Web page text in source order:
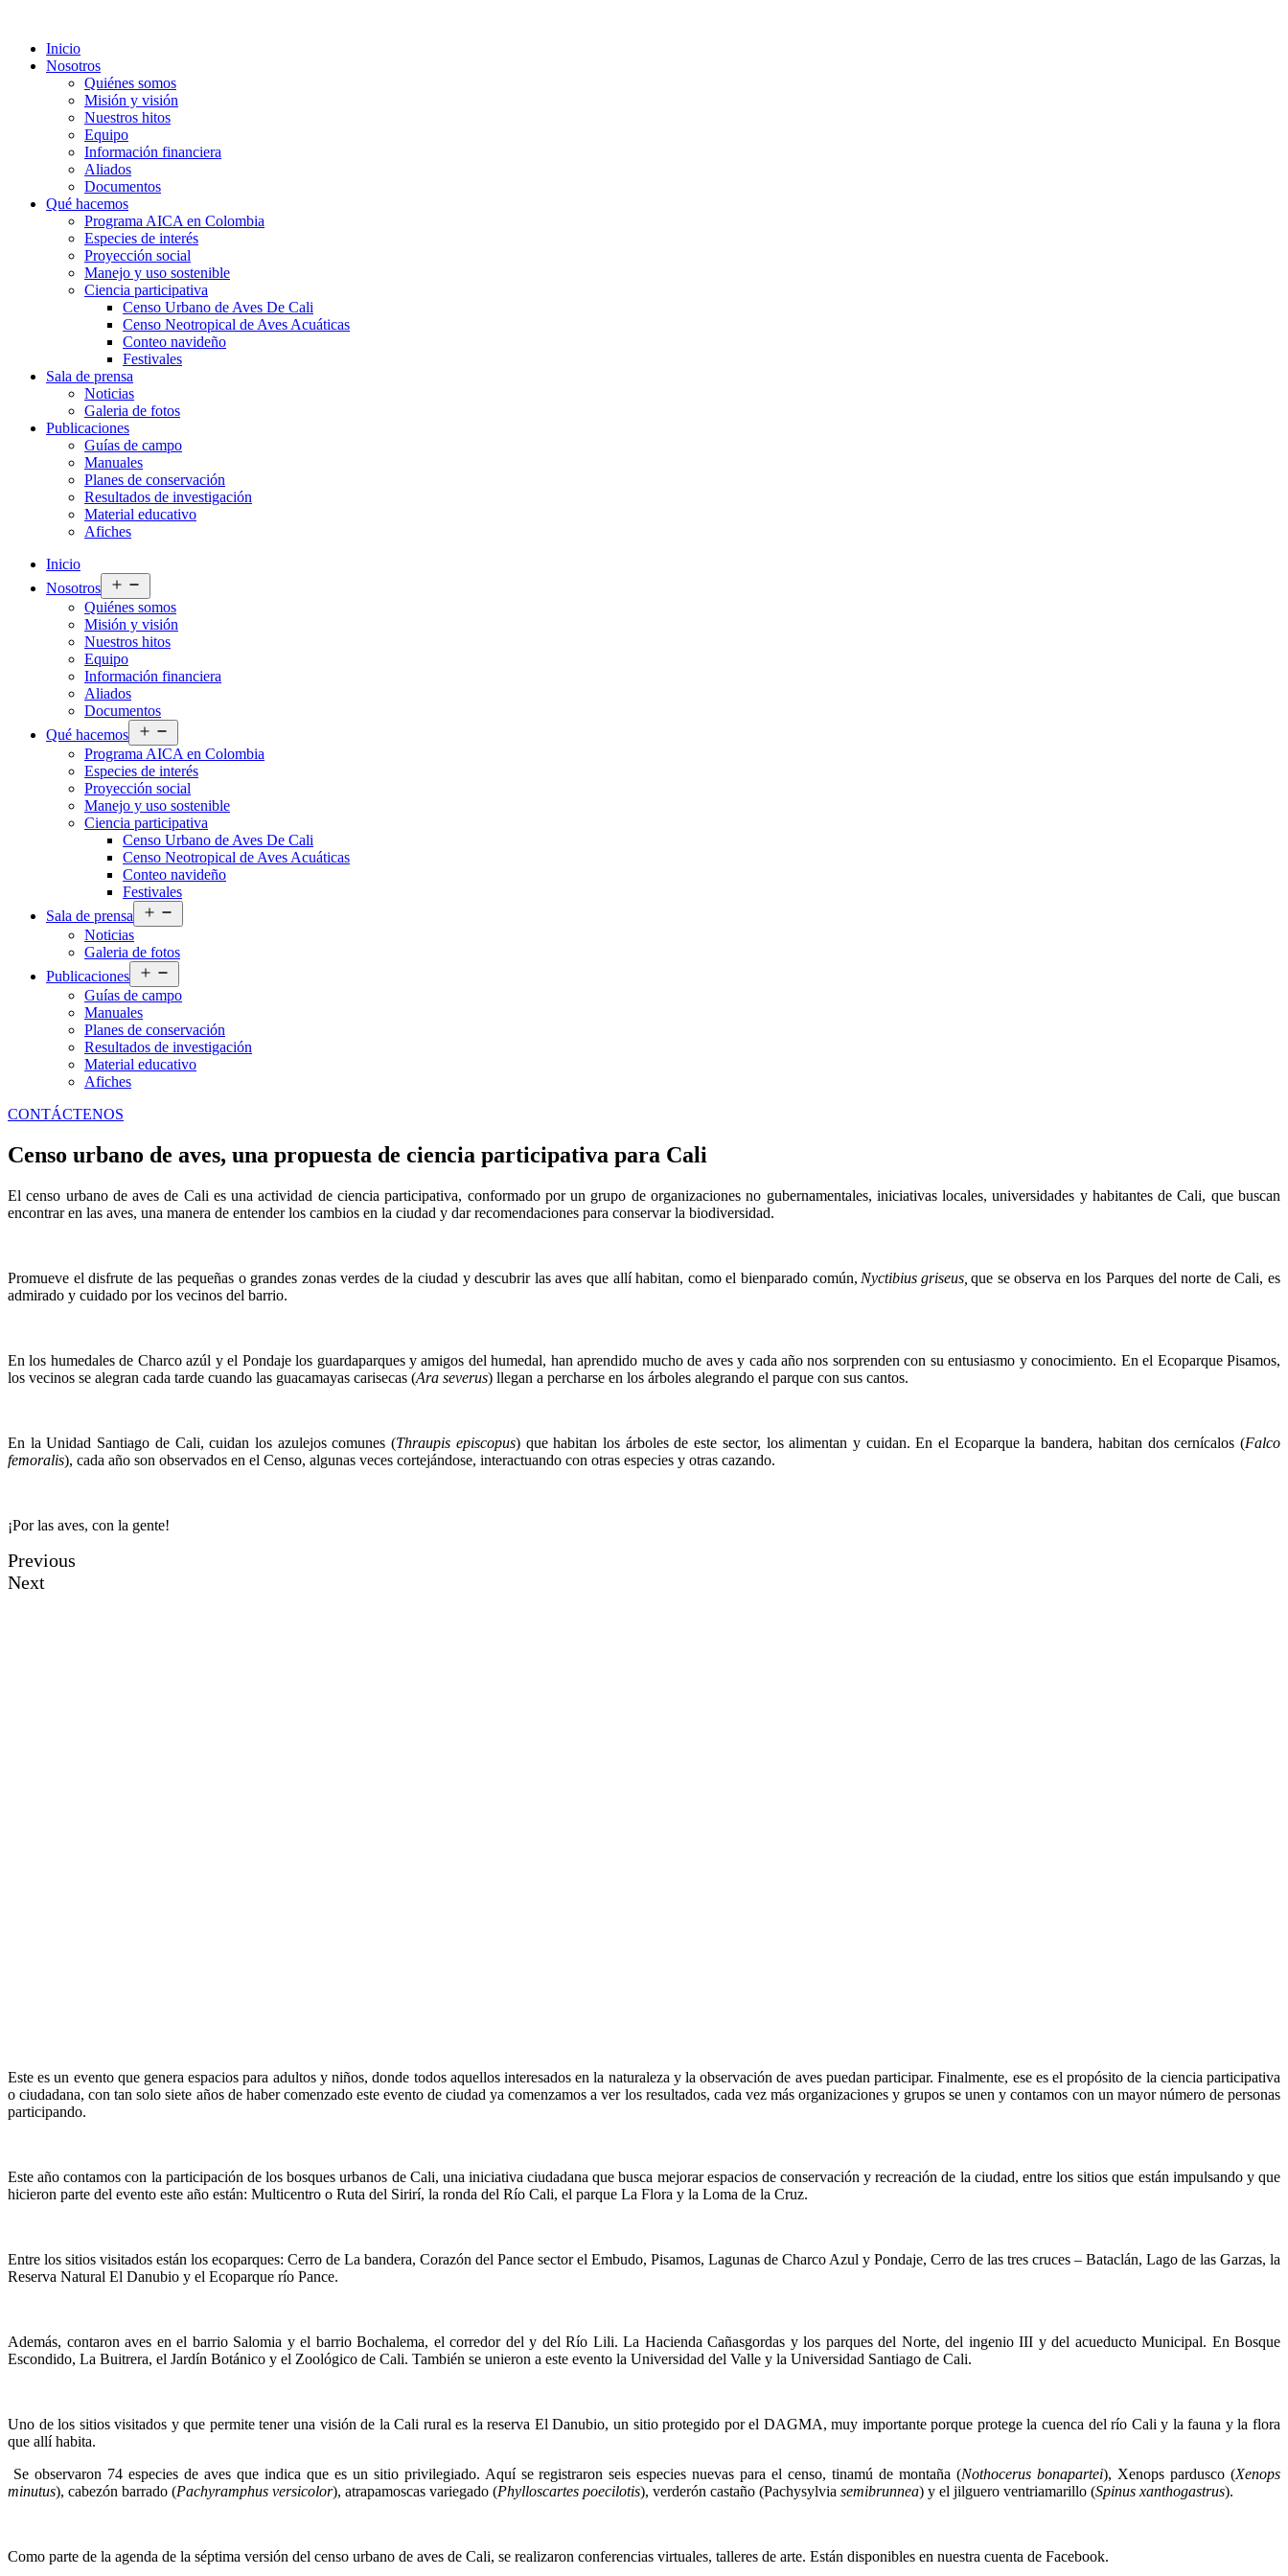
Inicio
Nosotros
Quiénes somos
Misión y visión
Nuestros hitos
Equipo
Información financiera
Aliados
Documentos
Qué hacemos
Programa AICA en Colombia
Especies de interés
Proyección social
Manejo y uso sostenible
Ciencia participativa
Censo Urbano de Aves De Cali
Censo Neotropical de Aves Acuáticas
Conteo navideño
Festivales
Sala de prensa
Noticias
Galeria de fotos
Publicaciones
Guías de campo
Manuales
Planes de conservación
Resultados de investigación
Material educativo
Afiches
Inicio
Nosotros
el
menú
Quiénes somos
Misión y visión
Nuestros hitos
Equipo
Información financiera
Aliados
Documentos
Qué hacemos
el
menú
Programa AICA en Colombia
Especies de interés
Proyección social
Manejo y uso sostenible
Ciencia participativa
Censo Urbano de Aves De Cali
Censo Neotropical de Aves Acuáticas
Conteo navideño
Festivales
Sala de prensa
el
Noticias
Galeria de fotos
Publicaciones
el
menú
Guías de campo
Manuales
Planes de conservación
Resultados de investigación
Material educativo
Afiches
CONTÁCTENOS
Censo urbano de aves, una propuesta de ciencia participativa para Cali
El censo urbano de aves de Cali es una actividad de ciencia participativa, conformado por un grupo de organizaciones no gubernamentales, iniciativas locales, universidades y habitantes de Cali, que buscan
encontrar en las aves, una manera de entender los cambios en la ciudad y dar recomendaciones para conservar la biodiversidad.
Promueve el disfrute de las pequeñas o grandes zonas verdes de la ciudad y descubrir las aves que allí habitan, como el bienparado común, Nyctibius griseus, que se observa en los Parques del norte de Cali, es
admirado y cuidado por los vecinos del barrio.
En los humedales de Charco azúl y el Pondaje los guardaparques y amigos del humedal, han aprendido mucho de aves y cada año nos sorprenden con su entusiasmo y conocimiento. En el Ecoparque Pisamos,
los vecinos se alegran cada tarde cuando las guacamayas carisecas (Ara severus) llegan a percharse en los árboles alegrando el parque con sus cantos.
En la Unidad Santiago de Cali, cuidan los azulejos comunes (Thraupis episcopus) que habitan los árboles de este sector, los alimentan y cuidan. En el Ecoparque la bandera, habitan dos cernícalos (Falco
femoralis), cada año son observados en el Censo, algunas veces cortejándose, interactuando con otras especies y otras cazando.
¡Por las aves, con la gente!
Previous
Next
Este es un evento que genera espacios para adultos y niños, donde todos aquellos interesados en la naturaleza y la observación de aves puedan participar. Finalmente, ese es el propósito de la ciencia participativa
o ciudadana, con tan solo siete años de haber comenzado este evento de ciudad ya comenzamos a ver los resultados, cada vez más organizaciones y grupos se unen y contamos con un mayor número de personas
participando.
Este año contamos con la participación de los bosques urbanos de Cali, una iniciativa ciudadana que busca mejorar espacios de conservación y recreación de la ciudad, entre los sitios que están impulsando y que
hicieron parte del evento este año están: Multicentro o Ruta del Sirirí, la ronda del Río Cali, el parque La Flora y la Loma de la Cruz.
Entre los sitios visitados están los ecoparques: Cerro de La bandera, Corazón del Pance sector el Embudo, Pisamos, Lagunas de Charco Azul y Pondaje, Cerro de las tres cruces – Bataclán, Lago de las Garzas, la
Reserva Natural El Danubio y el Ecoparque río Pance.
Además, contaron aves en el barrio Salomia y el barrio Bochalema, el corredor del y del Río Lili. La Hacienda Cañasgordas y los parques del Norte, del ingenio III y del acueducto Municipal. En Bosque
Escondido, La Buitrera, el Jardín Botánico y el Zoológico de Cali. También se unieron a este evento la Universidad del Valle y la Universidad Santiago de Cali.
Uno de los sitios visitados y que permite tener una visión de la Cali rural es la reserva El Danubio, un sitio protegido por el DAGMA, muy importante porque protege la cuenca del río Cali y la fauna y la flora
que allí habita.
Se observaron 74 especies de aves que indica que es un sitio privilegiado. Aquí se registraron seis especies nuevas para el censo, tinamú de montaña (Nothocerus bonapartei), Xenops pardusco (Xenops
minutus), cabezón barrado (Pachyramphus versicolor), atrapamoscas variegado (Phylloscartes poecilotis), verderón castaño (Pachysylvia semibrunnea) y el jilguero ventriamarillo (Spinus xanthogastrus).
Como parte de la agenda de la séptima versión del censo urbano de aves de Cali, se realizaron conferencias virtuales, talleres de arte. Están disponibles en nuestra cuenta de Facebook.